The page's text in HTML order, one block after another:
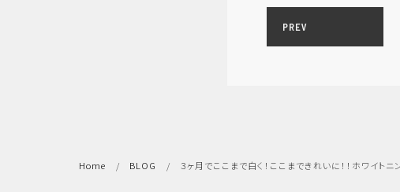
Home BLOG ３ヶ月でここまで白く！ここまできれいに！！ホワイ
PREV